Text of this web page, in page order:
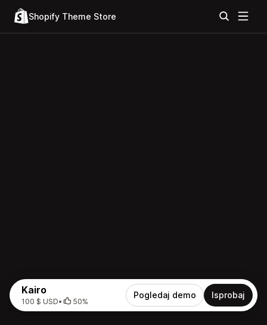
Shopify Theme Store
Kairo
100 $ USD• 50%
Pogledaj demo Isprobaj